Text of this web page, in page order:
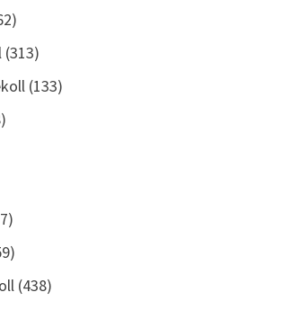
(313)
(133)
(438)